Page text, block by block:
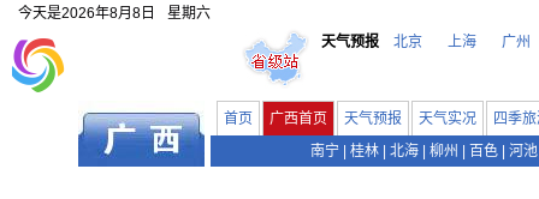
今天是2026年8月8日
星期六
天气预报
北京 上海 广州
首页 广西首页 天气预报 天气实况
四季
南宁
桂林 北海 柳州 百色 河池